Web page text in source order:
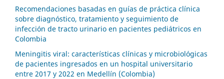
Recomendaciones basadas en guías de práctica clínica
sobre diagnóstico, tratamiento y seguimiento de
infección de tracto urinario en pacientes pediátricos en
Colombia
Meningitis viral: características clínicas y microbiológicas
de pacientes ingresados en un hospital universitario
entre 2017 y 2022 en Medellín (Colombia)